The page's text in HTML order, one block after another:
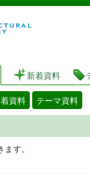
図
新着資料
資料 テーマ資料
す。